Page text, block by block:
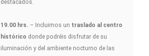
destacados.
19.00 hrs. – Incluimos un traslado al centro
histórico donde podréis disfrutar de su
iluminación y del ambiente nocturno de las